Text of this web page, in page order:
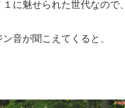
に魅せられた世代なので、
音が聞こえてくると、